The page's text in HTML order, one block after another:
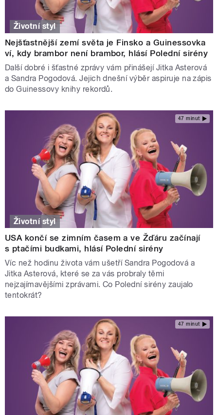
Životní styl
Nejšťastnější zemí světa je Finsko a Guinessovka
ví, kdy brambor není brambor, hlásí Polední sirény
Další dobré i šťastné zprávy vám přinášejí Jitka Asterová
a Sandra Pogodová. Jejich dnešní výběr aspiruje na zápis
do Guinessovy knihy rekordů.
47 minut
Životní styl
USA končí se zimním časem a ve Žďáru začínají
s ptačími budkami, hlásí Polední sirény
Víc než hodinu života vám ušetří Sandra Pogodová a
Jitka Asterová, které se za vás probraly těmi
nejzajímavějšími zprávami. Co Polední sirény zaujalo
tentokrát?
47 minut